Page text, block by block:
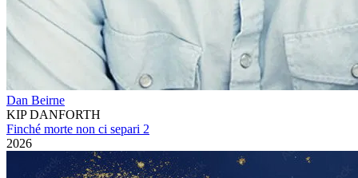
Dan Beirne
KIP DANFORTH
Finché morte non ci separi 2
2026